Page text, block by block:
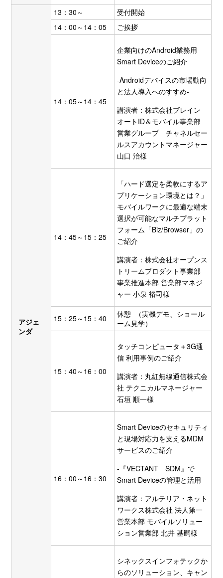
アジェ
ンダ
13：30～
受付開始
14：00～14：05
ご挨拶
14：05～14：45
企業向けのAndroid業務用
Smart Deviceのご紹介
-Androidデバイスの市場動向
と法人導入へのすすめ-
講演者：株式会社ブレイン
オートID＆モバイル事業部
営業グループ チャネルセー
ルスアカウントマネージャー
山口 治様
14：45～15：25
「ハード選定を柔軟にするア
プリケーション環境とは？」
モバイルワークに最適な端末
選択が可能なマルチプラット
フォーム「Biz/Browser」の
ご紹介
講演者：株式会社オープンス
トリームプロダクト事業部
事業推進本部 営業部マネジ
ャー 小泉 裕司様
15：25～15：40
休憩 （実機デモ、ショール
ーム見学）
15：40～16：00
タッチコンピュータ＋3G通
信 利用事例のご紹介
講演者：丸紅無線通信株式会
社 テクニカルマネージャー
石垣 順一様
16：00～16：30
Smart Deviceのセキュリティ
と現場対応力を支えるMDM
サービスのご紹介
-『VECTANT SDM』で
Smart Deviceの管理と活用-
講演者：アルテリア・ネット
ワークス株式会社 法人第一
営業本部 モバイルソリュー
ション営業部 北井 基嗣様
シネックスインフォテックか
らのソリューション、キャン